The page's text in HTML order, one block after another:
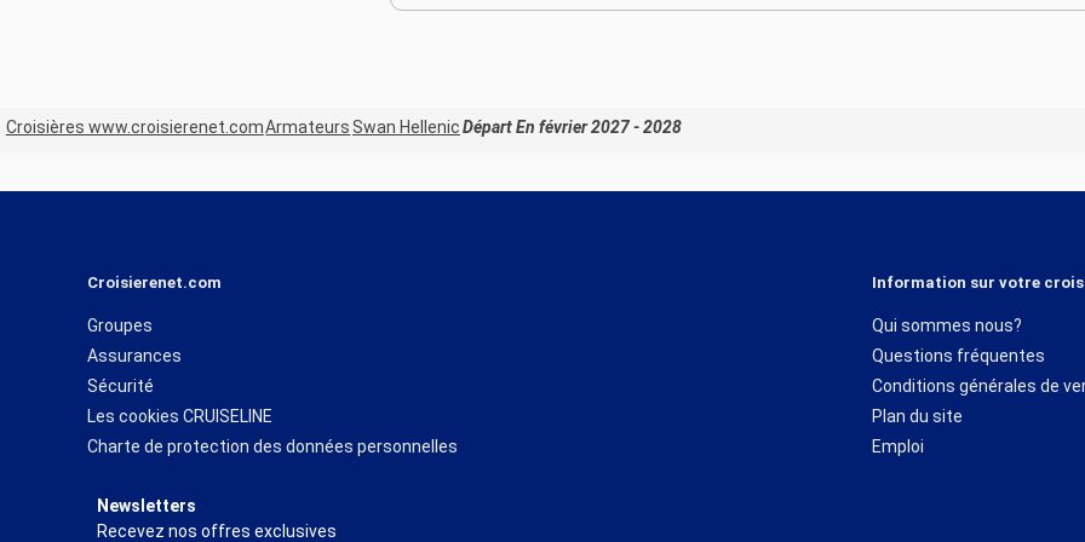
Croisières www.croisierenet.comArmateursSwan HellenicDépart En février 2027 - 2028
Croisierenet.com
Groupes
Assurances
Sécurité
Les cookies CRUISELINE
Charte de protection des données personnelles
Information sur votre
Qui sommes nous?
Questions fréquentes
Conditions générales de
Plan du site
Emploi
Newsletters
Recevez nos offres exclusives